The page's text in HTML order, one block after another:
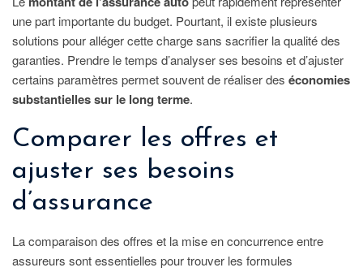
une part importante du budget. Pourtant, il existe plusieurs
solutions pour alléger cette charge sans sacrifier la qualité des
garanties. Prendre le temps d’analyser ses besoins et d’ajuster
certains paramètres permet souvent de réaliser des économies
substantielles sur le long terme.
Comparer les offres et
ajuster ses besoins
d’assurance
La comparaison des offres et la mise en concurrence entre
assureurs sont essentielles pour trouver les formules